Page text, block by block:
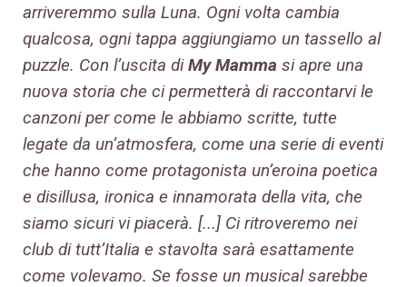
arriveremmo sulla Luna. Ogni volta cambia
qualcosa, ogni tappa aggiungiamo un tassello al
puzzle. Con l’uscita diMy Mamma si apre una
nuova storia che ci permetterà di raccontarvi le
canzoni per come le abbiamo scritte, tutte
legate da un’atmosfera, come una serie di eventi
che hanno come protagonista un’eroina poetica
e disillusa, ironica e innamorata della vita, che
siamo sicuri vi piacerà. [...] Ci ritroveremo nei
club di tutt’Italia e stavolta sarà esattamente
come volevamo. Se fosse un musical sarebbe